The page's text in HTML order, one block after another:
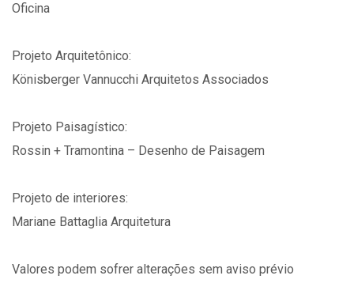
Oficina
Projeto Arquitetônico:
Könisberger Vannucchi Arquitetos Associados
Projeto Paisagístico:
Rossin + Tramontina – Desenho de Paisagem
Projeto de interiores:
Mariane Battaglia Arquitetura
Valores podem sofrer alterações sem aviso prévio